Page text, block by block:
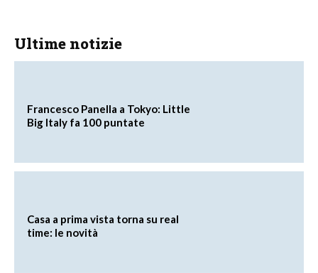
Ultime notizie
Francesco Panella a Tokyo: Little
Big Italy fa 100 puntate
Casa a prima vista torna su real
time: le novità